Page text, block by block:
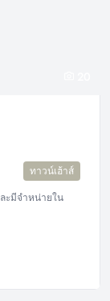
ทาวน์เฮ้าส์
ะมีจำหน่ายใน